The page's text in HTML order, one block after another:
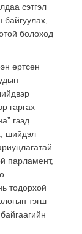
сэтгэл
болоход
өртсөн
гаргах
гээд
шийдэл
парламент,
тодорхой
тэгш